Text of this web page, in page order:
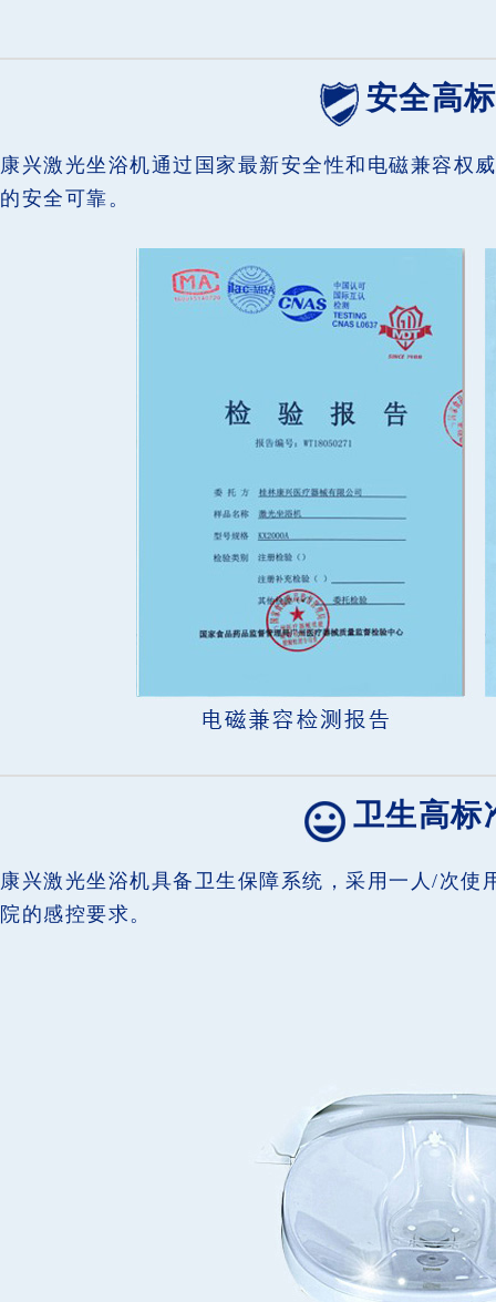
安全高
康兴激光坐浴机通过国家最新安全性和电磁兼容权
的安全可靠。
卫生高标
康兴激光坐浴机具备卫生保障系统，采用一人/次
院的感控要求。